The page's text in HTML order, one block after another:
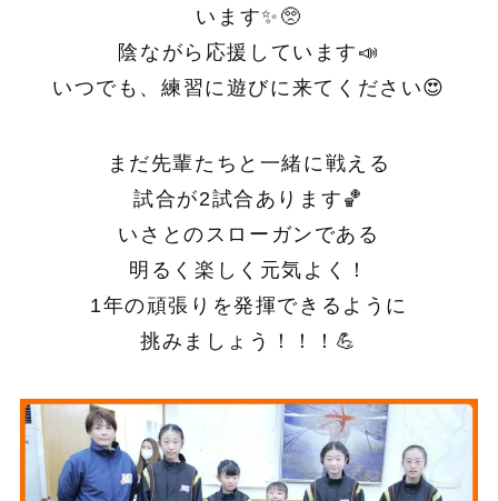
います✨🥺
陰ながら応援しています📣
いつでも、練習に遊びに来てください😍
まだ先輩たちと一緒に戦える
試合が2試合あります🏀
いさとのスローガンである
明るく楽しく元気よく！
1年の頑張りを発揮できるように
挑みましょう！！！💪